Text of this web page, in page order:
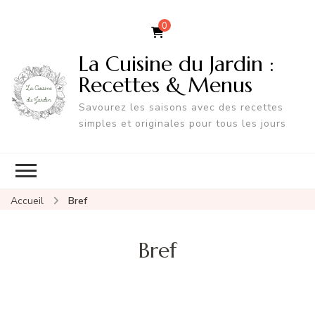
0
La Cuisine du Jardin :
Recettes & Menus
Savourez les saisons avec des recettes
simples et originales pour tous les jours
Accueil Bref
Bref